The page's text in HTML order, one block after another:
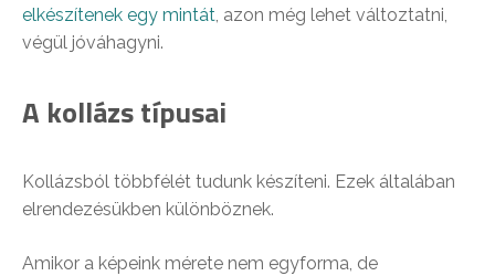
elkészítenek egy mintát, azon még lehet változtatni,
végül jóváhagyni.
A kollázs típusai
Kollázsból többfélét tudunk készíteni. Ezek általában
elrendezésükben különböznek.
Amikor a képeink mérete nem egyforma, de